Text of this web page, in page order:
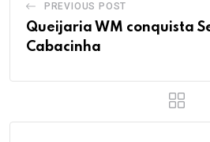
PREVIOUS POST
Queijaria WM conquista
Cabacinha